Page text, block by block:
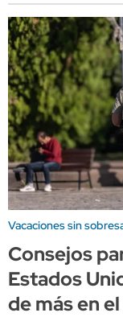
Vacaciones sin
Consejos
Estados
de más en